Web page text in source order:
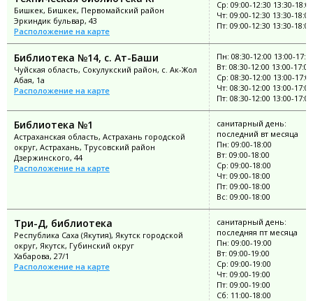
Бишкек, Бишкек, Первомайский район
Эркиндик бульвар, 43
Расположение на карте
Ср: 09:00-12:30 13:30-18:00
Чт: 09:00-12:30 13:30-18:00
Пт: 09:00-12:30 13:30-18:00
Библиотека №14, с. Ат-Баши
Чуйская область, Сокулукский район, с. Ак-Жол
Абая, 1а
Расположение на карте
Пн: 08:30-12:00 13:00-
Вт: 08:30-12:00 13:00-17:00
Ср: 08:30-12:00 13:00-17:00
Чт: 08:30-12:00 13:00-17:00
Пт: 08:30-12:00 13:00-17:00
Библиотека №1
Астраханская область, Астрахань городской
округ, Астрахань, Трусовский район
Дзержинского, 44
Расположение на карте
санитарный день:
последний вт месяца
Пн: 09:00-18:00
Вт: 09:00-18:00
Ср: 09:00-18:00
Чт: 09:00-18:00
Пт: 09:00-18:00
Вс: 09:00-18:00
Три-Д, библиотека
Республика Саха (Якутия), Якутск городской
округ, Якутск, Губинский округ
Хабарова, 27/1
Расположение на карте
санитарный день:
последняя пт месяца
Пн: 09:00-19:00
Вт: 09:00-19:00
Ср: 09:00-19:00
Чт: 09:00-19:00
Пт: 09:00-19:00
Сб: 11:00-18:00